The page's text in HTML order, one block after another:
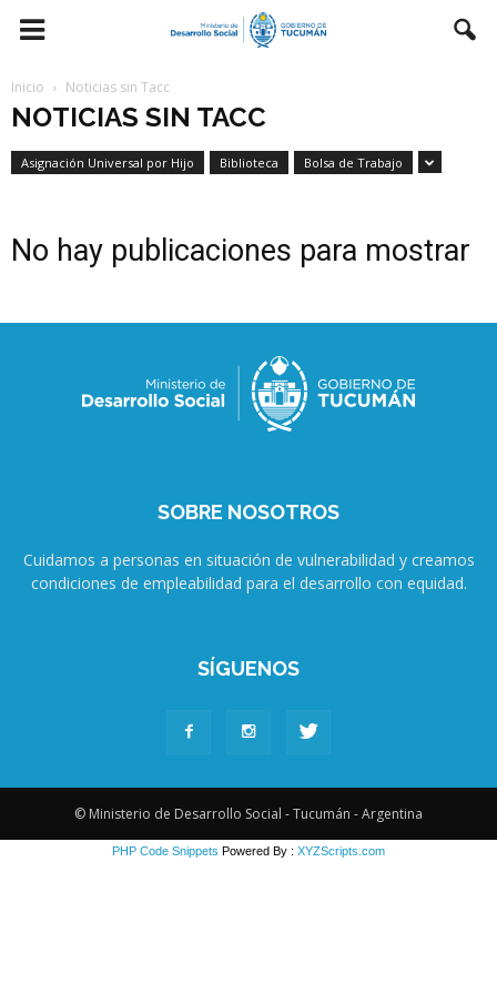
Inicio Noticias sin Tacc
NOTICIAS SIN TACC
Asignación Universal por Hijo Biblioteca Bolsa de Trabajo
No hay publicaciones para mostrar
SOBRE NOSOTROS
Cuidamos a personas en situación de vulnerabilidad y creamos
condiciones de empleabilidad para el desarrollo con equidad.
SÍGUENOS
© Ministerio de Desarrollo Social - Tucumán - Argentina
PHP Code Snippets Powered By : XYZScripts.com